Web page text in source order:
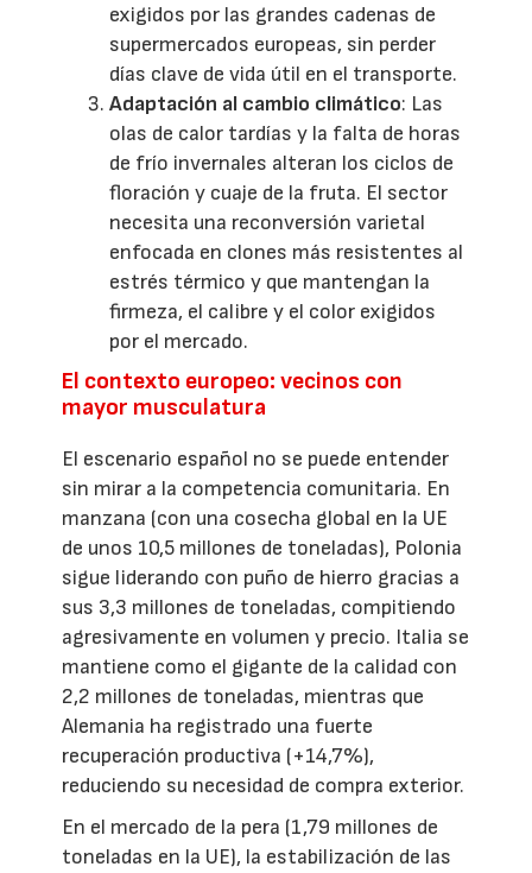
exigidos por las grandes cadenas de
supermercados europeas, sin perder
días clave de vida útil en el transporte.
Adaptación al cambio climático: Las
olas de calor tardías y la falta de horas
de frío invernales alteran los ciclos de
floración y cuaje de la fruta. El sector
necesita una reconversión varietal
enfocada en clones más resistentes al
estrés térmico y que mantengan la
firmeza, el calibre y el color exigidos
por el mercado.
El contexto europeo: vecinos con
mayor musculatura
El escenario español no se puede entender
sin mirar a la competencia comunitaria. En
manzana (con una cosecha global en la UE
de unos 10,5 millones de toneladas), Polonia
sigue liderando con puño de hierro gracias a
sus 3,3 millones de toneladas, compitiendo
agresivamente en volumen y precio. Italia se
mantiene como el gigante de la calidad con
2,2 millones de toneladas, mientras que
Alemania ha registrado una fuerte
recuperación productiva (+14,7%),
reduciendo su necesidad de compra exterior.
En el mercado de la pera (1,79 millones de
toneladas en la UE), la estabilización de las